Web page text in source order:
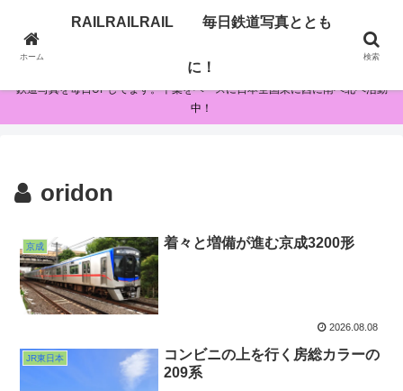
RAILRAILRAIL 毎日鉄道写真とともに！
鉄道写真を毎日UPしてます。千葉をベースに日本全国東に西に南へ北へ活動
中！
oridon
京成 着々と増備が進む京成3200形
2026.08.08
JR東日本
コンビニの上を行く房総カラーの
209系
ホーム
RAILRAILRAIL 毎日鉄道写真ととも
に！
検索